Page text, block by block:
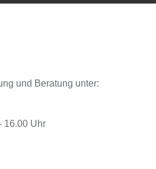
und Beratung unter:
16.00 Uhr